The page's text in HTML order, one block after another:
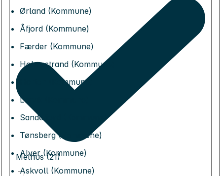
Ørland (Kommune)
Åfjord (Kommune)
Færder (Kommune)
Holmestrand (Kommune)
Horten (Kommune)
Larvik (Kommune)
Sandefjord (Kommune)
Tønsberg (Kommune)
Alver (Kommune)
Askvoll (Kommune)
Melhus (21)